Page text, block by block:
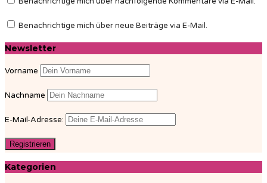
Benachrichtige mich über neue Beiträge via E-Mail.
Newsletter
Vorname
Nachname
E-Mail-Adresse:
Kategorien